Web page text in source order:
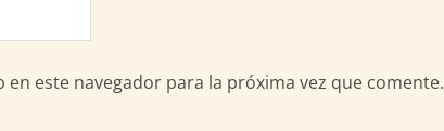
este navegador para la próxima vez que comente.